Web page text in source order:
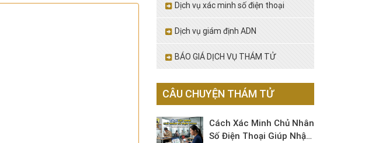
Dịch vụ xác minh số điện thoại
Dịch vụ giám định ADN
BÁO GIÁ DỊCH VỤ THÁM TỬ
CÂU CHUYỆN THÁM TỬ
Cách Xác Minh Chủ Nhân
Số Điện Thoại Giúp Nhận